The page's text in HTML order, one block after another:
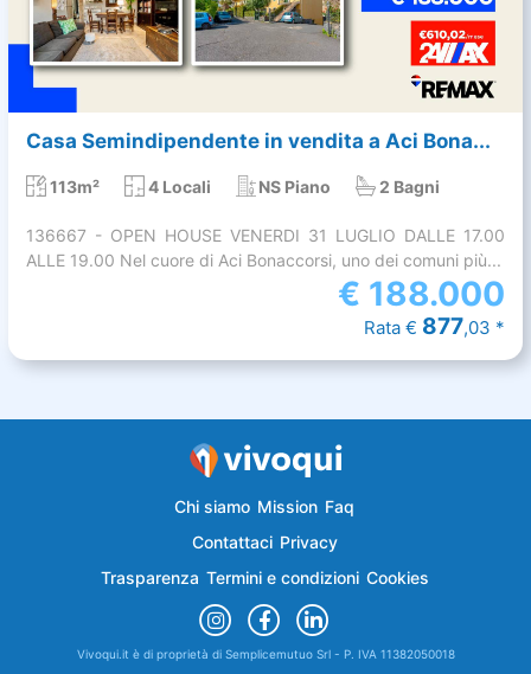
Casa Semindipendente in vendita a Aci Bona...
113m² 4 Locali NS Piano 2 Bagni
136667 - OPEN HOUSE VENERDI 31 LUGLIO DALLE 17.00
ALLE 19.00 Nel cuore di Aci Bonaccorsi, uno dei comuni più...
€ 188.000
Rata € 877,03 *
Chi siamo Mission Faq
Contattaci Privacy
Trasparenza Termini e condizioni Cookies
Vivoqui.it è di proprietà di Semplicemutuo Srl - P. IVA 11382050018